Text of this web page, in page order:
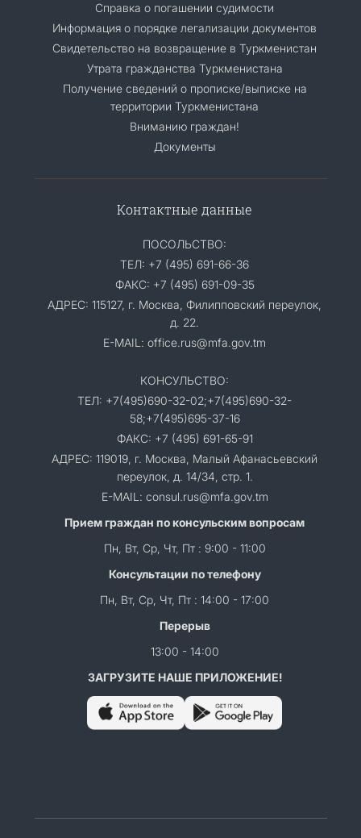
Справка о погашении судимости
Информация о порядке легализации документов
Cвидетельство на возвращение в Туркменистан
Утрата гражданства Туркменистана
Получение сведений о прописке/выписке на
территории Туркменистана
Вниманию граждан!
Документы
Контактные данные
ПОСОЛЬСТВО:
ТЕЛ: +7 (495) 691-66-36
ФАКС: +7 (495) 691-09-35
АДРЕС: 115127, г. Москва, Филипповский переулок,
д. 22.
E-MAIL: office.rus@mfa.gov.tm
КОНСУЛЬСТВО:
ТЕЛ: +7(495)690-32-02;+7(495)690-32-
58;+7(495)695-37-16
ФАКС: +7 (495) 691-65-91
АДРЕС: 119019, г. Москва, Малый Афанасьевский
переулок, д. 14/34, стр. 1.
E-MAIL: consul.rus@mfa.gov.tm
Прием граждан по консульским вопросам
Пн, Вт, Ср, Чт, Пт : 9:00 - 11:00
Консультации по телефону
Пн, Вт, Ср, Чт, Пт : 14:00 - 17:00
Перерыв
13:00 - 14:00
ЗАГРУЗИТЕ НАШЕ ПРИЛОЖЕНИЕ!